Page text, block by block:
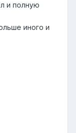
и полную
иного и